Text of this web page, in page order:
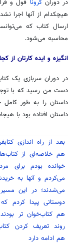
در دورانکرونا قول و
هیچکدام از آنها اجرا
ارسال کتاب که
محاسبه می‌شود.
انگیزه و ایده کارتان از
دست من رسید که با
داستان را به طور
داستان افتاده بود با
بعد از راه اندازی
هم خلاصه‌ای از
خوانده بودم برای
می‌کردم و آنها به
می‌شدند؛ در این
دوستانی پیدا کردم
هم کتاب‌خوان تر
روند تعریف کردن
هم ادامه دارد